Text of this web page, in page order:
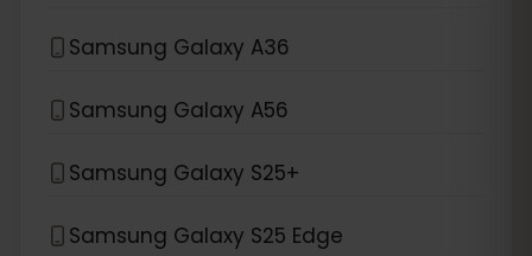
Samsung Galaxy A36
Samsung Galaxy A56
Samsung Galaxy S25+
Samsung Galaxy S25 Edge